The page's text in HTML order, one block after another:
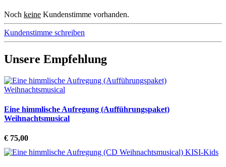
Noch keine Kundenstimme vorhanden.
Kundenstimme schreiben
Unsere Empfehlung
Eine himmlische Aufregung (Aufführungspaket)
Weihnachtsmusical
€ 75,00